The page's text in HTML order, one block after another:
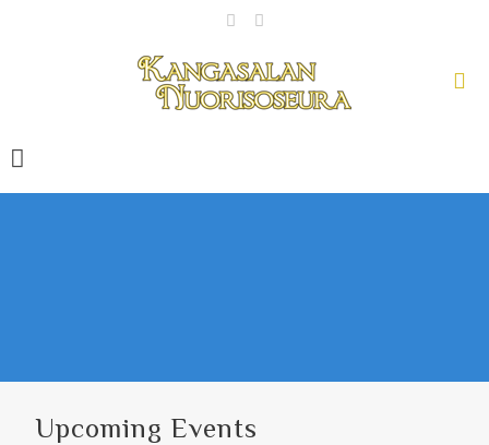
Upcoming Events